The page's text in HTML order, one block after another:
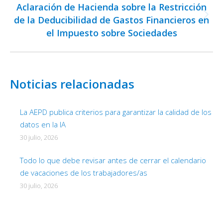
Publicación
siguiente:
Aclaración de Hacienda sobre la Restricción
de la Deducibilidad de Gastos Financieros en
el Impuesto sobre Sociedades
Noticias relacionadas
La AEPD publica criterios para garantizar la calidad de los
datos en la IA
30 julio, 2026
Todo lo que debe revisar antes de cerrar el calendario
de vacaciones de los trabajadores/as
30 julio, 2026